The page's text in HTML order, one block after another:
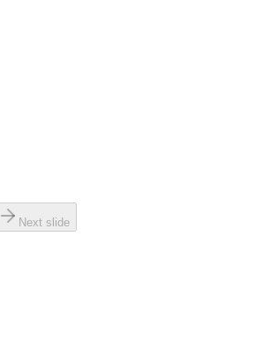
Next slide